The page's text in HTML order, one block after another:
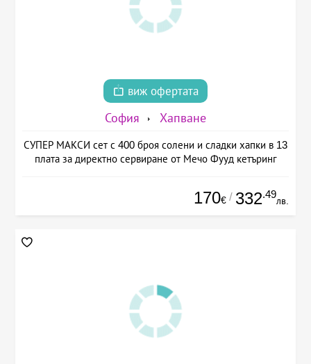
виж офертата
София Хапване
СУПЕР МАКСИ сет с 400 броя солени и сладки хапки в 13
плата за директно сервиране от Мечо Фууд кетъринг
170€ / 332.49
лв.